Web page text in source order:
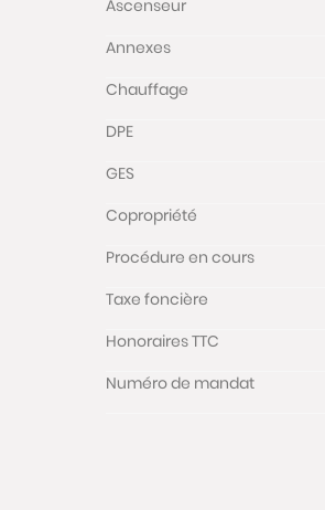
Ascenseur
Annexes
Chauffage
DPE
GES
Copropriété
Procédure en cours
Taxe foncière
Honoraires TTC
Numéro de mandat